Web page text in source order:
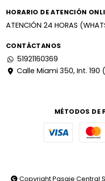
HORARIO DE ATENCIÓN
ATENCIÓN 24 HORAS
CONTÁCTANOS
51921160369
Calle Miami 350, Int. 190
MÉTODOS DE
Copyright Pasaje Central